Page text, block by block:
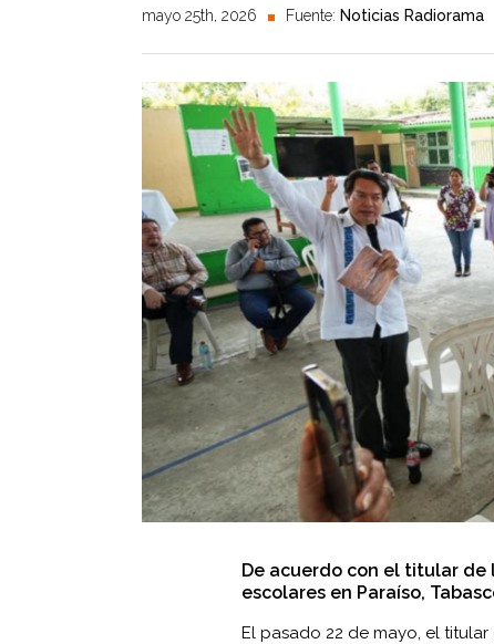
mayo 25th, 2026 Fuente: Noticias Radiorama
De acuerdo con el titular de
escolares en Paraíso,
El pasado 22 de mayo, el titular